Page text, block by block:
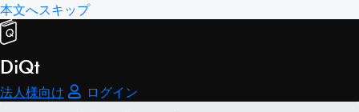
本文へスキップ
DiQt
法人様向け
ログイン